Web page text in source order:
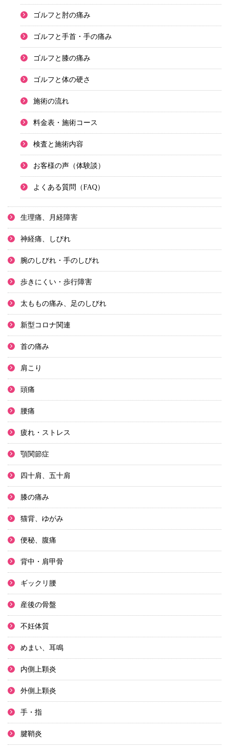
ゴルフと肘の痛み
ゴルフと手首・手の痛み
ゴルフと膝の痛み
ゴルフと体の硬さ
施術の流れ
料金表・施術コース
検査と施術内容
お客様の声（体験談）
よくある質問（FAQ）
生理痛、月経障害
神経痛、しびれ
腕のしびれ・手のしびれ
歩きにくい・歩行障害
太ももの痛み、足のしびれ
新型コロナ関連
首の痛み
肩こり
頭痛
腰痛
疲れ・ストレス
顎関節症
四十肩、五十肩
膝の痛み
猫背、ゆがみ
便秘、腹痛
背中・肩甲骨
ギックリ腰
産後の骨盤
不妊体質
めまい、耳鳴
内側上顆炎
外側上顆炎
手・指
腱鞘炎